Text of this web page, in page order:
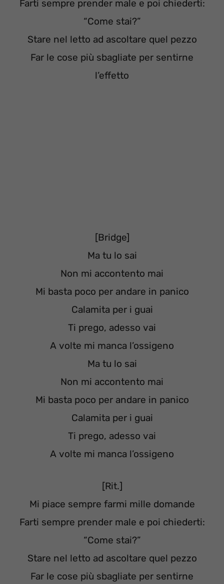
Farti sempre prender male e poi chiederti:
“Come stai?”
Stare nel letto ad ascoltare quel pezzo
Far le cose più sbagliate per sentirne
l’effetto
[Bridge]
Ma tu lo sai
Non mi accontento mai
Mi basta poco per andare in panico
Calamita per i guai
Ti prego, adesso vai
A volte mi manca l’ossigeno
Ma tu lo sai
Non mi accontento mai
Mi basta poco per andare in panico
Calamita per i guai
Ti prego, adesso vai
A volte mi manca l’ossigeno
[Rit.]
Mi piace sempre farmi mille domande
Farti sempre prender male e poi chiederti:
“Come stai?”
Stare nel letto ad ascoltare quel pezzo
Far le cose più sbagliate per sentirne